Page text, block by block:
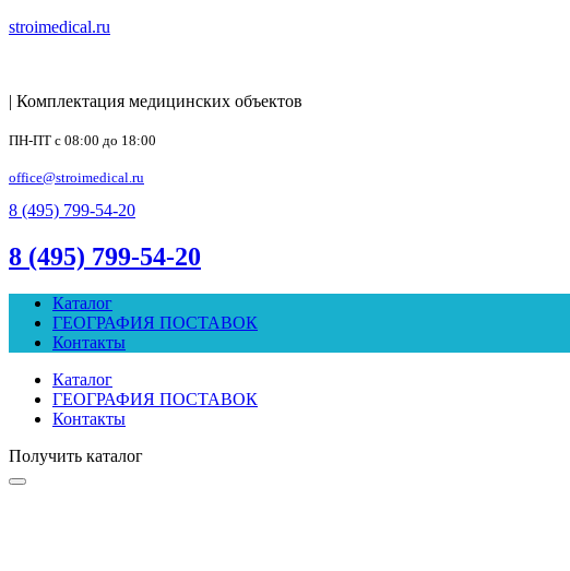
stroimedical.ru
| Комплектация медицинских объектов
ПН-ПТ с 08:00 до 18:00
office@stroimedical.ru
8 (495) 799-54-20
8 (495) 799-54-20
Каталог
ГЕОГРАФИЯ ПОСТАВОК
Контакты
Каталог
ГЕОГРАФИЯ ПОСТАВОК
Контакты
Получить каталог